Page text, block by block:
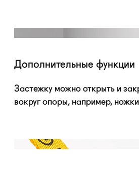
Дополнительные функции
Застежку можно открыть и
вокруг опоры, например,